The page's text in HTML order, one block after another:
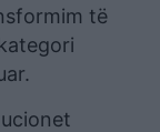
të